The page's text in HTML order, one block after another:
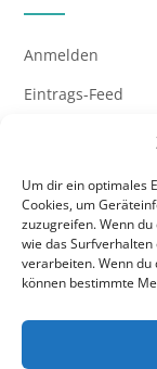
Um dir ein optimales
Cookies, um
zuzugreifen. Wenn
wie das
verarbeiten. Wenn
können bestimmte
Anmelden
Eintrags-Feed